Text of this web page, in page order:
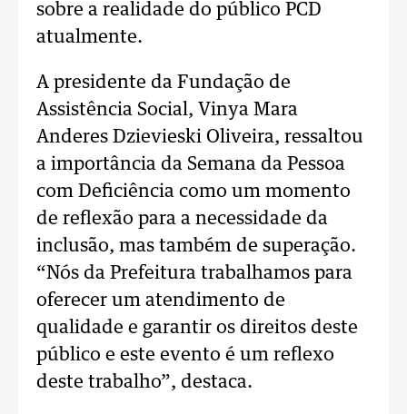
sobre a realidade do público PCD
atualmente.
A presidente da Fundação de
Assistência Social, Vinya Mara
Anderes Dzievieski Oliveira, ressaltou
a importância da Semana da Pessoa
com Deficiência como um momento
de reflexão para a necessidade da
inclusão, mas também de superação.
“Nós da Prefeitura trabalhamos para
oferecer um atendimento de
qualidade e garantir os direitos deste
público e este evento é um reflexo
deste trabalho”, destaca.